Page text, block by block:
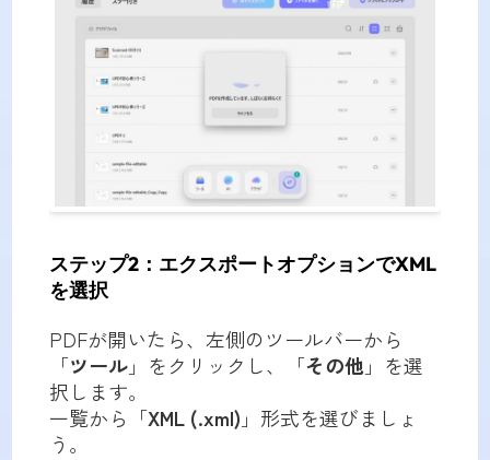
ステップ2：エクスポートオプションでXML
を選択
PDFが開いたら、左側のツールバーから
「ツール」をクリックし、「その他」を選
択します。
一覧から「XML (.xml) 」形式を選びましょ
う。